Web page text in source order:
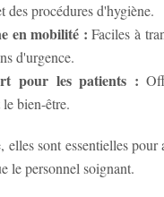
des procédures d'hygiène.
en mobilité :
d'urgence.
pour les patients :
bien-être.
elles sont essentielles
le personnel soignant.